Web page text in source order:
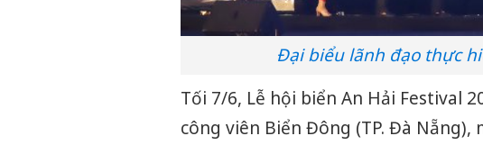
Đại biểu lãnh đạo thực
Tối 7/6, Lễ hội biển An Hải Festival
công viên Biển Đông (TP. Đà